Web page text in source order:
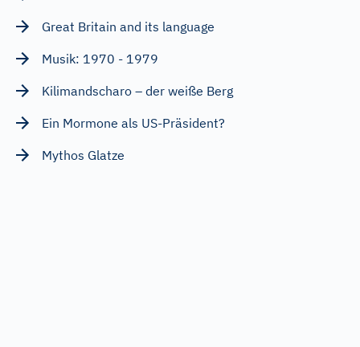
Great Britain and its language
Musik: 1970 - 1979
Kilimandscharo – der weiße Berg
Ein Mormone als US-Präsident?
Mythos Glatze